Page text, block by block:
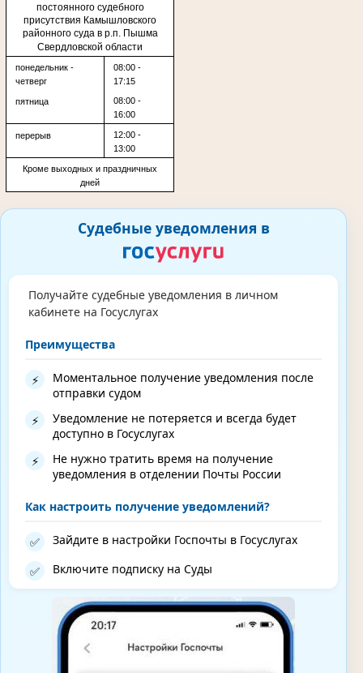
постоянного судебного
присутствия Камышловского
районного суда в р.п. Пышма
Свердловской области
понедельник -
четверг
08:00 -
17:15
пятница
08:00 -
16:00
перерыв
12:00 -
13:00
Кроме выходных и праздничных
дней
Судебные уведомления в
Получайте судебные уведомления в личном
кабинете на Госуслугах
Преимущества
⚡
Моментальное получение уведомления после
отправки судом
⚡
Уведомление не потеряется и всегда будет
доступно в Госуслугах
⚡
Не нужно тратить время на получение
уведомления в отделении Почты России
Как настроить получение уведомлений?
✅ Зайдите в настройки Госпочты в Госуслугах
✅ Включите подписку на Суды